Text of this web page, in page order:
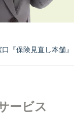
『保険見直し本舗』
ービス